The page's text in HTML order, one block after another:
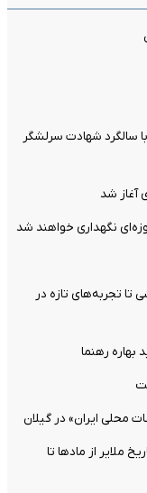
سالگرد شهادت سرلشگر
آغاز شد
نگهداری خواهند شد
تا تجربه‌های تازه در
بهاره رهنما
محلی ایران» در گیلان
ملایر از مادها تا